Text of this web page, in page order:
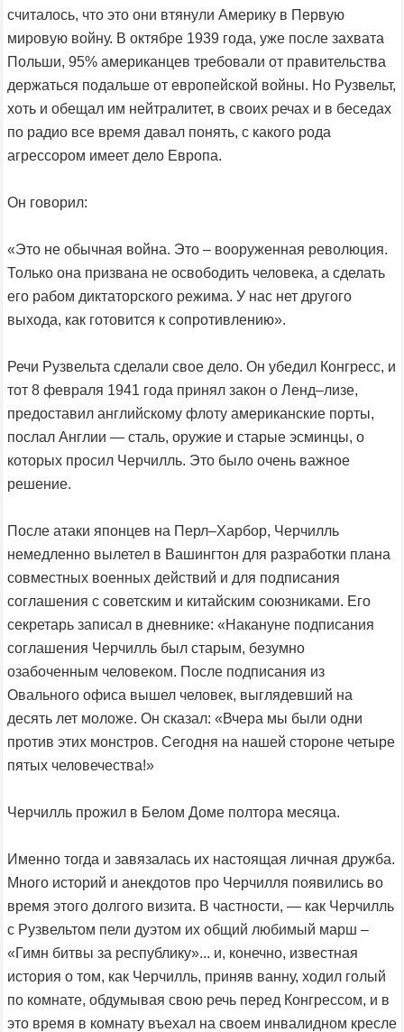
считалось, что это они втянули Америку в Первую
мировую войну. В октябре 1939 года, уже после захвата
Польши, 95% американцев требовали от правительства
держаться подальше от европейской войны. Но Рузвельт,
хоть и обещал им нейтралитет, в своих речах и в беседах
по радио все время давал понять, с какого рода
агрессором имеет дело Европа.
Он говорил:
«Это не обычная война. Это – вооруженная революция.
Только она призвана не освободить человека, а сделать
его рабом диктаторского режима. У нас нет другого
выхода, как готовится к сопротивлению».
Речи Рузвельта сделали свое дело. Он убедил Конгресс, и
тот 8 февраля 1941 года принял закон о Ленд–лизе,
предоставил английскому флоту американские порты,
послал Англии — сталь, оружие и старые эсминцы, о
которых просил Черчилль. Это было очень важное
решение.
После атаки японцев на Перл–Харбор, Черчилль
немедленно вылетел в Вашингтон для разработки плана
совместных военных действий и для подписания
соглашения с советским и китайским союзниками. Его
секретарь записал в дневнике: «Накануне подписания
соглашения Черчилль был старым, безумно
озабоченным человеком. После подписания из
Овального офиса вышел человек, выглядевший на
десять лет моложе. Он сказал: «Вчера мы были одни
против этих монстров. Сегодня на нашей стороне четыре
пятых человечества!»
Черчилль прожил в Белом Доме полтора месяца.
Именно тогда и завязалась их настоящая личная дружба.
Много историй и анекдотов про Черчилля появились во
время этого долгого визита. В частности, — как Черчилль
с Рузвельтом пели дуэтом их общий любимый марш –
«Гимн битвы за республику»... и, конечно, известная
история о том, как Черчилль, приняв ванну, ходил голый
по комнате, обдумывая свою речь перед Конгрессом, и в
это время в комнату въехал на своем инвалидном кресле